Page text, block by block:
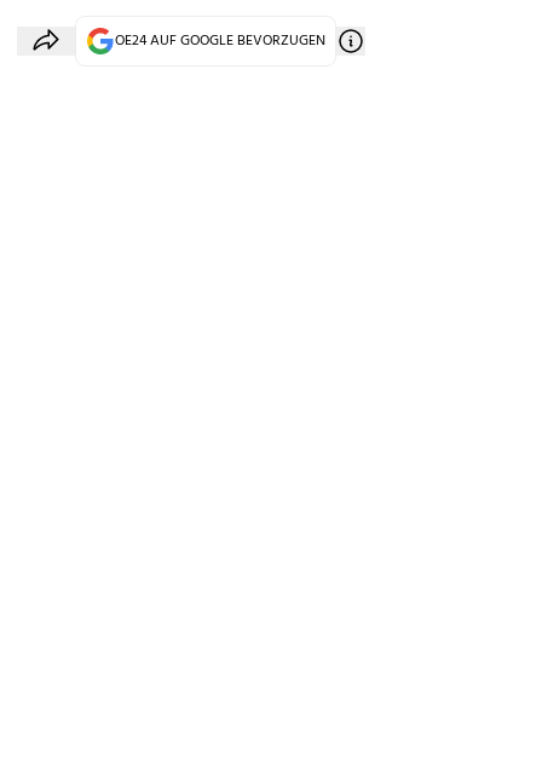
OE24 AUF GOOGLE BEVORZUGEN